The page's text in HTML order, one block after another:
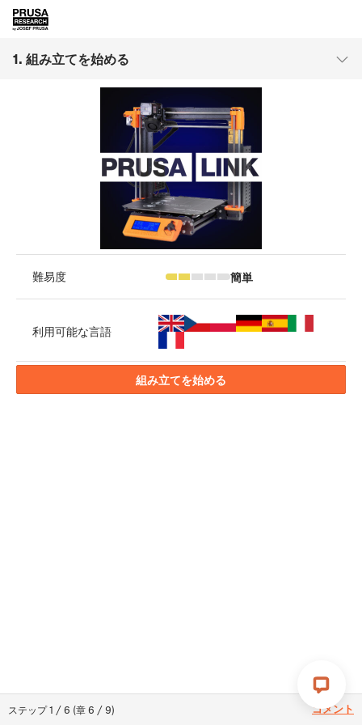
1. 組み立てを始める
ステップ1 /6 (章6 /9) コメント
難易度 簡単
利用可能な言語
組み立てを始める